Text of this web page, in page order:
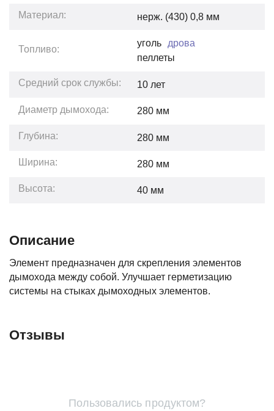
Материал: нерж. (430) 0,8 мм
Топливо:
уголь
дрова
пеллеты
Средний срок службы: 10 лет
Диаметр дымохода: 280 мм
Глубина: 280 мм
Ширина: 280 мм
Высота: 40 мм
Описание
Элемент предназначен для скрепления элементов
дымохода между собой. Улучшает герметизацию
системы на стыках дымоходных элементов.
Отзывы
Пользовались продуктом?